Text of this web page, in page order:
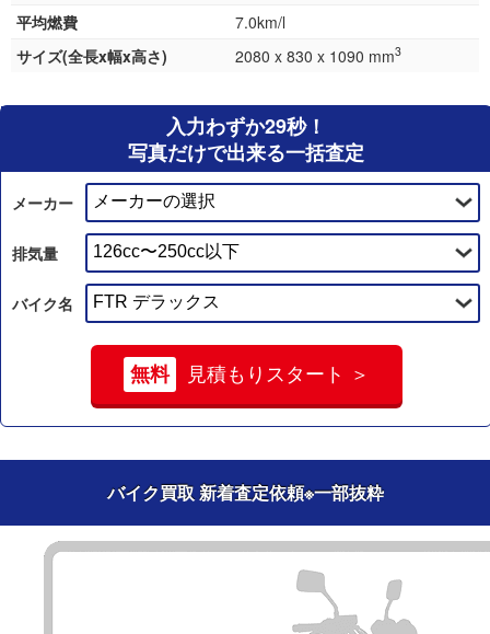
平均燃費
7.0km/l
サイズ(全長x幅x高さ)
2080 x 830 x 1090 mm3
入力わずか29秒！
写真だけで出来る一括査定
メーカー
排気量
バイク名
無料 見積もりスタート ＞
バイク買取 新着査定依頼※一部抜粋